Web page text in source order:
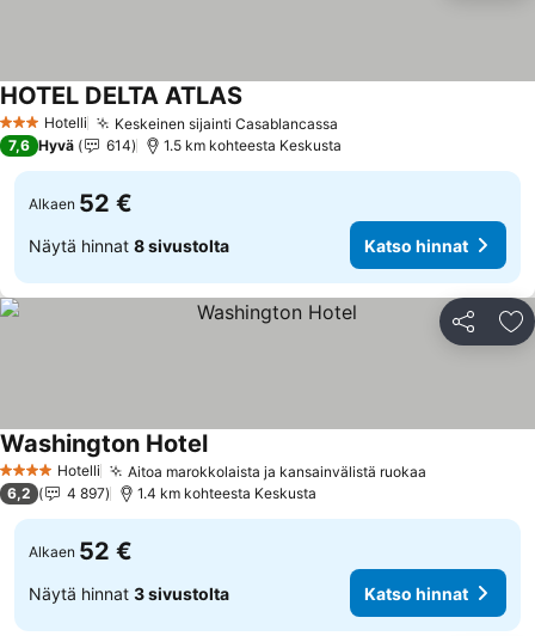
3 Tähtiluokitus
Hotelli Keskeinen sijainti Casablancassa
HOTEL DELTA ATLAS
7,6 Hyvä 614 1.5 km kohteesta Keskusta
Alkaen 52 €
Näytä hinnat 8 sivustolta Katso hinnat
Jaa
4 Tähtiluokitus
Hotelli Aitoa marokkolaista ja kansainvälistä ruokaa
Washington HotelKatso hinnat
6,2 4 897 1.4 km kohteesta Keskusta
Alkaen 52 €
Näytä hinnat 3 sivustolta Katso hinnat